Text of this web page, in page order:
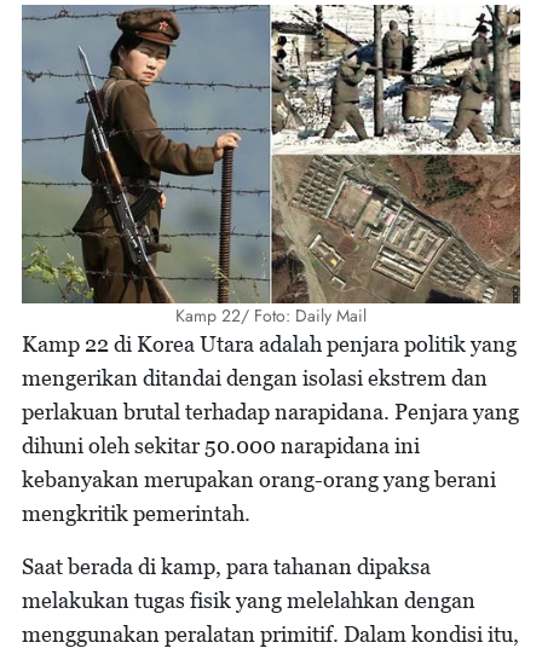
Kamp 22/ Foto: Daily Mail
Kamp 22 di Korea Utara adalah penjara politik yang
mengerikan ditandai dengan isolasi ekstrem dan
perlakuan brutal terhadap narapidana. Penjara yang
dihuni oleh sekitar 50.000 narapidana ini
kebanyakan merupakan orang-orang yang berani
mengkritik pemerintah.
Saat berada di kamp, para tahanan dipaksa
melakukan tugas fisik yang melelahkan dengan
menggunakan peralatan primitif. Dalam kondisi itu,